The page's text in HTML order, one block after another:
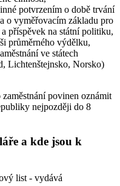
potvrzením o době trvání
o vyměřovacím základu pro
příspěvek na státní politiku,
průměrného výdělku,
ve státech
Lichtenštejnsko, Norsko)
povinen oznámit
nejpozději do 8
a kde jsou k
list - vydává